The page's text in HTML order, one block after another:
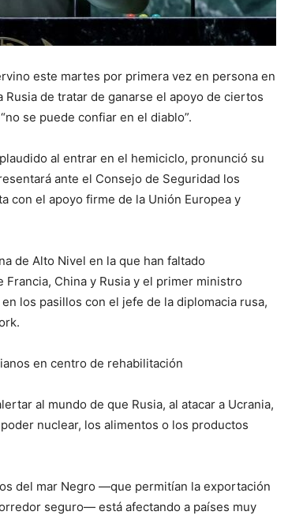
este martes por primera vez en persona en
Rusia de tratar de ganarse el apoyo de ciertos
se puede confiar en el diablo”.
al entrar en el hemiciclo, pronunció su
ante el Consejo de Seguridad los
con el apoyo firme de la Unión Europea y
de Alto Nivel en la que han faltado
China y Rusia y el primer ministro
los pasillos con el jefe de la diplomacia rusa,
en centro de rehabilitación
al mundo de que Rusia, al atacar a Ucrania,
nuclear, los alimentos o los productos
del mar Negro —que permitían la exportación
seguro— está afectando a países muy